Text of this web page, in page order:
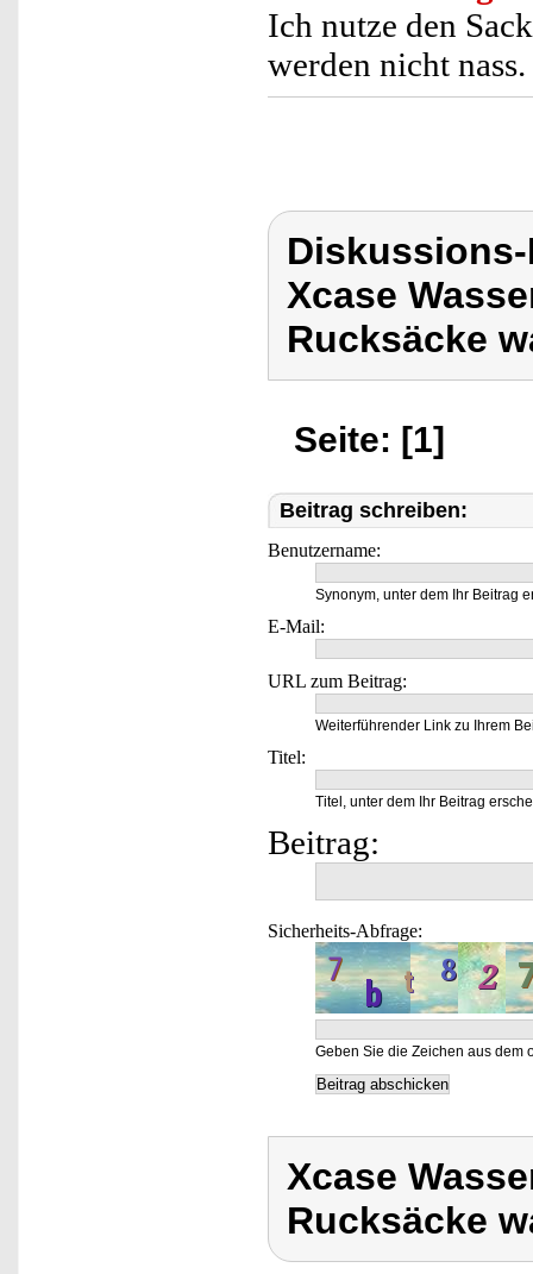
Ich nutze den
werden nicht nass.
Xcase
Rucksäcke
Seite: [1]
Beitrag schreiben:
Benutzername:
Synonym, unter dem Ihr Beitrag
E-Mail:
URL zum Beitrag:
Weiterführender Link zu Ihrem
Titel:
Titel, unter dem Ihr Beitrag
Beitrag:
Sicherheits-Abfrage:
Geben Sie die Zeichen aus dem
Xcase
Rucksäcke